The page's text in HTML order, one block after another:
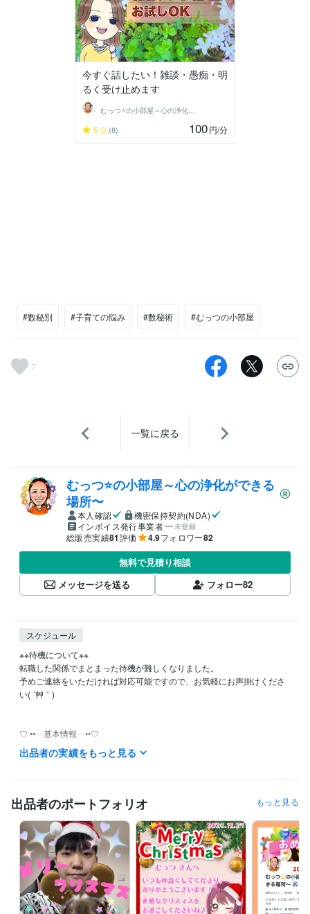
今すぐ話したい！雑談・愚痴・明
るく受け止めます
5.0 (8) 100円/分
#数秘別 #子育ての悩み #数秘術 #むっつの小部屋
7
一覧に戻る
むっつ⭐の小部屋～心の浄化ができる
場所〜
本人確認
機密保持契約(NDA)
インボイス発行事業者
未登録
総販売実績81評価 4.9フォロワー82
無料で見積り相談
メッセージを送る
フォロー82
スケジュール
※※待機について※※
転職した関係でまとまった待機が難しくなりました。
予めご連絡をいただければ対応可能ですので、お気軽にお声掛けくださ
い( ´艸｀)
♡ ••┈基本情報┈••♡
✅21:00〜23:00は対応できるように心掛けていますが、母業務の関係で
難しいこともあります。
✅仕事中はすぐにお返事できないことも多いです。
✅『今すぐ電話する』になっているときはお気軽にご利用下さい。
✅日時予約も大歓迎です！
メッセージ、お問い合わせをいただけると、非常に喜びます( ´艸｀)
┈┈┈┈┈┈┈ ❁ ❁ ❁ ┈┈┈┈┈┈
私の『好き』は、
パワーストーン
出品者の実績をもっと見る
出品者のポートフォリオ もっと見る